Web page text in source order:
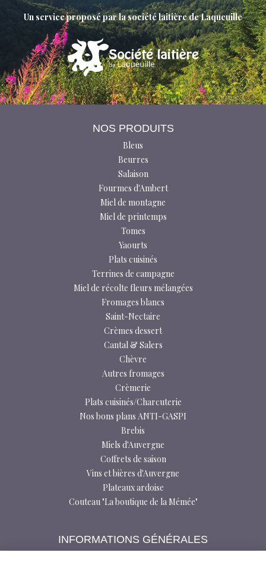
Un service proposé par la société laitière de Laqueuille
NOS PRODUITS
Bleus
Beurres
Salaison
Fourmes d'Ambert
Miel de montagne
Miel de printemps
Tomes
Yaourts
Plats cuisinés
Terrines de campagne
Miel de récolte fleurs mélangées
Fromages blancs
Saint-Nectaire
Crèmes dessert
Cantal & Salers
Chèvre
Autres fromages
Crèmerie
Plats cuisinés/Charcuterie
Nos bons plans ANTI-GASPI
Brebis
Miels d'Auvergne
Coffrets de saison
Vins et bières d'Auvergne
Plateaux ardoise
Couteau "La boutique de la Mémée"
INFORMATIONS GÉNÉRALES